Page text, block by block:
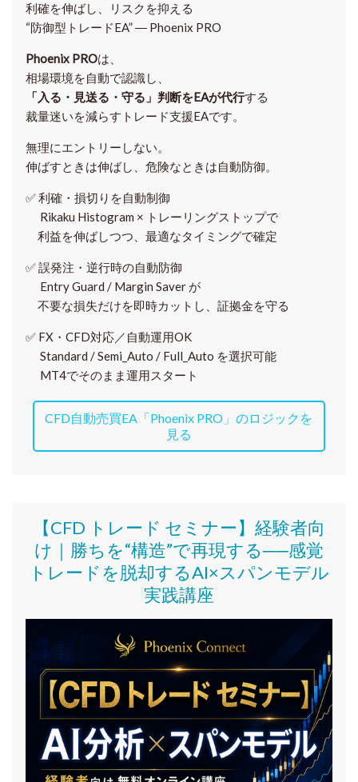
利確を伸ばし、リスクを抑える
“防御型トレードEA” ― Phoenix PRO
Phoenix PROは、
相場環境を自動で認識し、
「入る・見送る・守る」判断をEAが代行する
裁量迷いを減らすトレード支援EAです。
無理にエントリーしない。
伸ばすときは伸ばし、危険なときは自動防御。
✅利確・損切りを自動制御
Rikaku Histogram × トレーリングストップで
利益を伸ばしつつ、最適なタイミングで確定
✅誤発注・逆行時の自動防御
Entry Guard / Margin Saver が
不要な損失だけを即時カットし、証拠金を守る
✅ FX・CFD対応／自動運用OK
Standard / Semi_Auto / Full_Auto を選択可能
MT4でそのまま運用スタート
CFD自動売買EA「Phoenix PRO」のロジックを
見る
【CFD トレード セミナー】 経験者向
け｜ 勝ちを“構造”で再現する──感覚
トレードを脱却するAI×スパンモデル
実践講座